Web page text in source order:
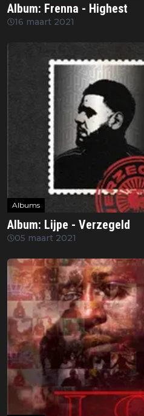
Album: Frenna - Highest
16 maart 2021
Albums
Album: Lijpe - Verzegeld
05 maart 2021